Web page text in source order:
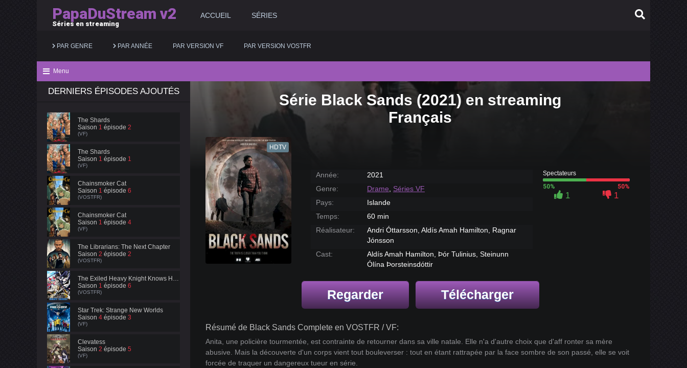
PapaDuStream v2
Séries en streaming
ACCUEIL SÉRIES
PAR GENRE
Action
Animation
Aventure
Biopic
Comédie
Documentaire
Fantastique
Historique
Horreur
Musical
Policier
Romance
Science fiction
PAR ANNÉE
2025
2017
2016
2015 2010
PAR VERSION VF PAR VERSION VOSTFR
Menu
DERNIERS ÉPISODES AJOUTÉS
The Shards
Saison 1 épisode 2
(VF)
The Shards
Saison 1 épisode 1
(VF)
Chainsmoker Cat
Saison 1 épisode 6
(VOSTFR)
Chainsmoker Cat
Saison 1 épisode 4
(VF)
The Librarians: The Next Chapter
Saison 2 épisode 2
(VOSTFR)
The Exiled Heavy Knight Knows How to Game the System
Saison 1 épisode 6
(VOSTFR)
Star Trek: Strange New Worlds
Saison 4 épisode 3
(VF)
Clevatess
Saison 2 épisode 5
(VF)
Série Black Sands (2021) en streaming
Français
HDTV
Année:
2021
Genre:
Drame, Séries VF
Pays:
Islande
Temps:
60 min
Réalisateur:
Andri Óttarsson, Aldís Amah Hamilton, Ragnar
Jónsson
Cast:
Aldís Amah Hamilton, Þór Tulinius, Steinunn
Ólína Þorsteinsdóttir
Spectateurs
50%
50%
1 1
Regarder Télécharger
Résumé de Black Sands Complete en VOSTFR / VF:
Anita, une policière tourmentée, est contrainte de retourner dans sa ville natale. Elle n'a d'autre choix que d'aff ronter sa mère
abusive. Mais la découverte d'un corps vient tout bouleverser : tout en étant rattrapée par la face sombre de son passé, elle se voit
forcée de traquer un dangereux tueur en série.